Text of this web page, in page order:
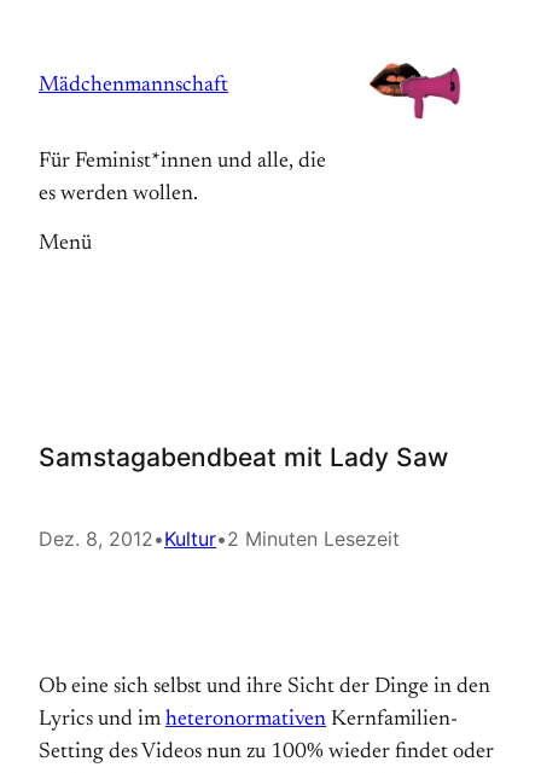
springen
Mädchenmannschaft
Für Feminist*innen und alle, die
es werden wollen.
Menü
Samstagabendbeat mit Lady Saw
Dez. 8, 2012•Kultur•2 Minuten Lesezeit
Ob eine sich selbst und ihre Sicht der Dinge in den
Lyrics und im heteronormativen Kernfamilien-
Setting des Videos nun zu 100% wieder findet oder